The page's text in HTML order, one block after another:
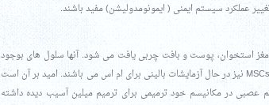
عملکرد سیستم ایمنی ( ایمونومدولیشن) مفید باشند.
استخوان، پوست و بافت چربی یافت می شود. آنها سلول های بوجود
می آورند که به عملکرد سلول های بنیادی دیگر جهت عملکرد بهتر کمک می کنند. MSCs نیز در حال آزمایشات بالینی برای ام اس می باشند. امید بر آن است
عصبی در مکانیسم خود ترمیمی برای ترمیم میلین آسیب دیده داشته